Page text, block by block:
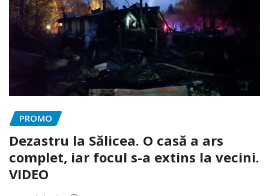
PROMO
Dezastru la Sălicea. O casă a ars
complet, iar focul s-a extins la vecini.
VIDEO